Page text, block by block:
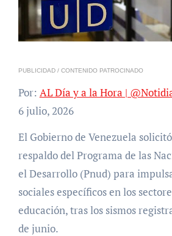
PUBLICIDAD / CONTENIDO PATROCINADO
Por: AL Día y a la Hora |
6 julio, 2026
El Gobierno de Venezuela solicitó formalmente el
respaldo del Programa de las
el Desarrollo (Pnud) para
sociales específicos en los
educación, tras los sismos
de junio.